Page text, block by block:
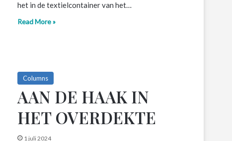
het in de textielcontainer van het…
Read More »
Columns
AAN DE HAAK IN
HET OVERDEKTE
1 juli 2024